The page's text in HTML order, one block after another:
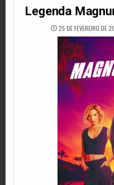
Legenda
25 DE FEVEREIRO DE